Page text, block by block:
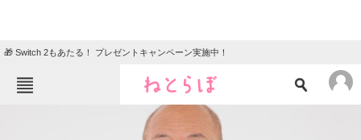
🎁 Switch 2もあたる！ プレゼントキャンペーン実施中！
ニュース